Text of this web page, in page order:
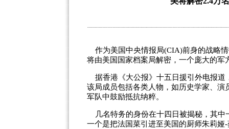
作为美国中央情报局(CIA)前身的战略
将由美国国家档案局解密，一个庞大的军
据香港《大公报》十五日援引外电报道
该局成员包括各类人物，如历史学家、
军队中鼓励抵抗纳粹。
几名特务的身份在十四日被揭秘，其中
一个是把法国菜引进至美国的厨师朱莉娅